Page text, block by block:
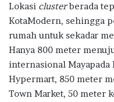
Lokasi clusterberada
KotaModern, sehingga
rumah untuk sekadar
Hanya 800 meter
internasional
Hypermart, 850 meter
Town Market, 50 meter